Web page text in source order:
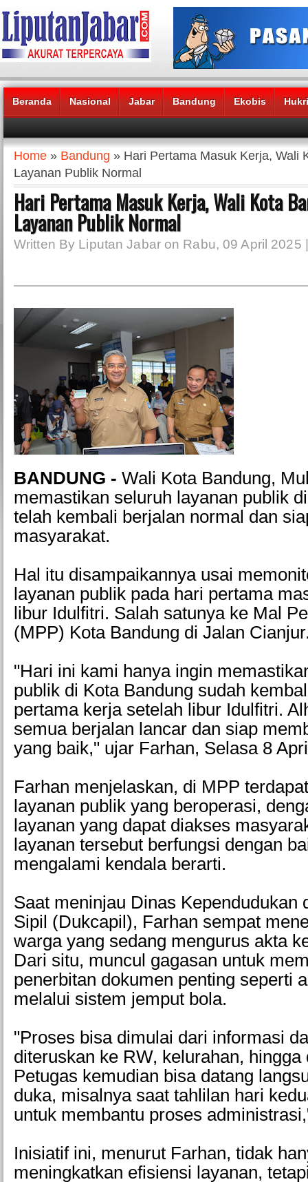
Beranda Nasional Jabar Bandung Ekobis
Headlines News :
Home » Bandung » Hari Pertama Masuk Kerja, Wali
Layanan Publik Normal
Hari Pertama Masuk Kerja, Wali Kota
Layanan Publik Normal
Written By Liputan Jabar on Rabu, 09 April 2025
BANDUNG - Wali Kota Bandung,
memastikan seluruh layanan publik
telah kembali berjalan normal dan
masyarakat.
Hal itu disampaikannya usai
layanan publik pada hari pertama
libur Idulfitri. Salah satunya ke Mal
(MPP) Kota Bandung di Jalan
"Hari ini kami hanya ingin
publik di Kota Bandung sudah
pertama kerja setelah libur Idulfitri.
semua berjalan lancar dan siap
yang baik," ujar Farhan, Selasa 8
Farhan menjelaskan, di MPP
layanan publik yang beroperasi,
layanan yang dapat diakses
layanan tersebut berfungsi dengan
mengalami kendala berarti.
Saat meninjau Dinas Kependudukan
Sipil (Dukcapil), Farhan sempat
warga yang sedang mengurus akta
Dari situ, muncul gagasan untuk
penerbitan dokumen penting seperti
melalui sistem jemput bola.
"Proses bisa dimulai dari informasi
diteruskan ke RW, kelurahan, hingga
Petugas kemudian bisa datang
duka, misalnya saat tahlilan hari
untuk membantu proses
Inisiatif ini, menurut Farhan, tidak
meningkatkan efisiensi layanan,